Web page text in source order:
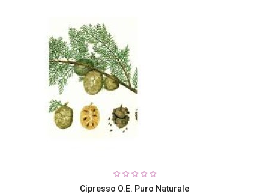
Cipresso O.e. Puro Naturale